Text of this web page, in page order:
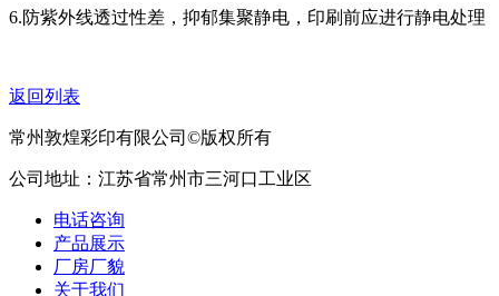
6.防紫外线透过性差，抑郁集聚静电，印刷前应进行静电处理
返回列表
常州敦煌彩印有限公司©版权所有
公司地址：江苏省常州市三河口工业区
电话咨询
产品展示
厂房厂貌
关于我们